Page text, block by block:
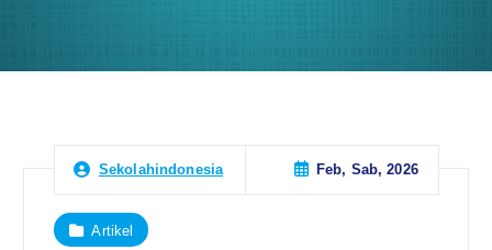
Sekolahindonesia Feb, Sab, 2026
Artikel